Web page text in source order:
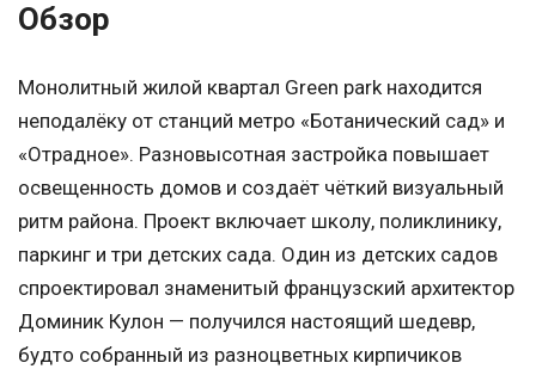
Обзор
Монолитный жилой квартал Green park находится
неподалёку от станций метро «Ботанический сад» и
«Отрадное». Разновысотная застройка повышает
освещенность домов и создаёт чёткий визуальный
ритм района. Проект включает школу, поликлинику,
паркинг и три детских сада. Один из детских садов
спроектировал знаменитый французский архитектор
Доминик Кулон — получился настоящий шедевр,
будто собранный из разноцветных кирпичиков